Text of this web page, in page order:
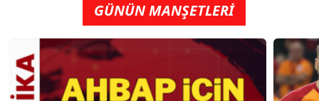
GÜNÜN MANŞETLERİ